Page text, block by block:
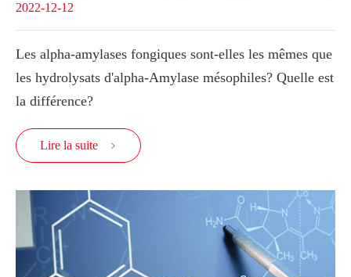
2022-12-12
Les alpha-amylases fongiques sont-elles les mêmes que
les hydrolysats d'alpha-Amylase mésophiles? Quelle est
la différence?
Lire la suite 